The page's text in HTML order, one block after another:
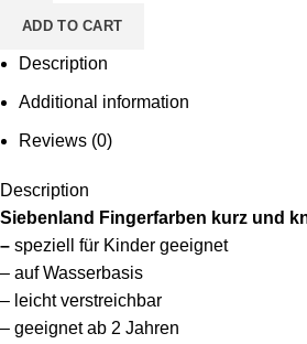
ADD TO CART
Description
Additional information
Reviews (0)
Description
Siebenland Fingerfarben kurz und
– speziell für Kinder geeignet
– auf Wasserbasis
– leicht verstreichbar
– geeignet ab 2 Jahren